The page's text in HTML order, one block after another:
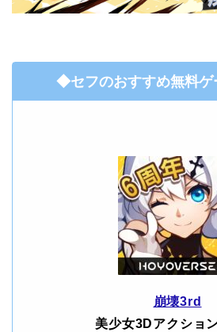
◆セフのおすすめ無料
崩壊3rd
美少女3Dアクショ